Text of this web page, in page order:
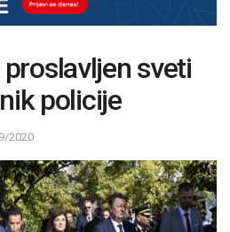
sveti
policije
2020